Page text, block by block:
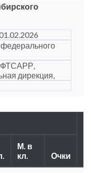
ФТСАРР,
дирекция,
М. в
кл.
Очки